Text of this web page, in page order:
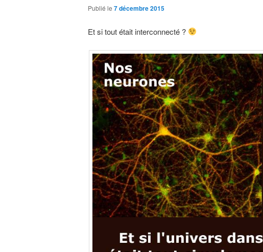
Publié le 7 décembre 2015
Et si tout était interconnecté ?